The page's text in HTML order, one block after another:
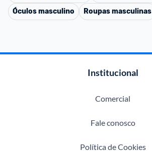
Óculos masculino
Roupas masculinas
Institucional
Comercial
Fale conosco
Política de Cookies